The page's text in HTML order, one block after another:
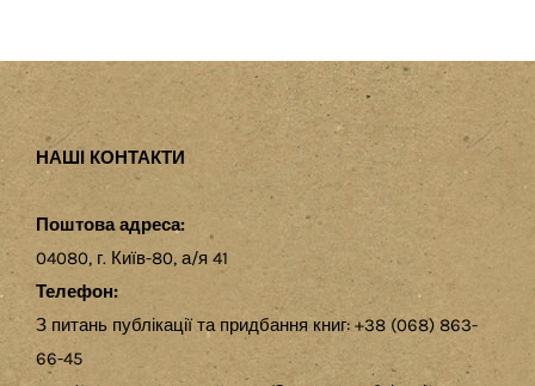
НАШІ КОНТАКТИ
Поштова адреса:
04080, г. Київ-80, а/я 41
Телефон:
З питань публікації та придбання книг: +38 (068) 863-
66-45